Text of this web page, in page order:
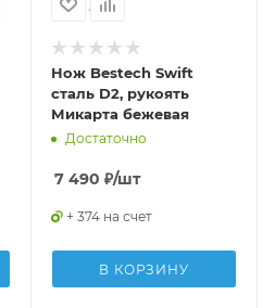
Нож Bestech Swift
сталь D2, рукоять
Микарта бежевая
Достаточно
7 490 ₽/шт
+ 374 на счет
В КОРЗИНУ